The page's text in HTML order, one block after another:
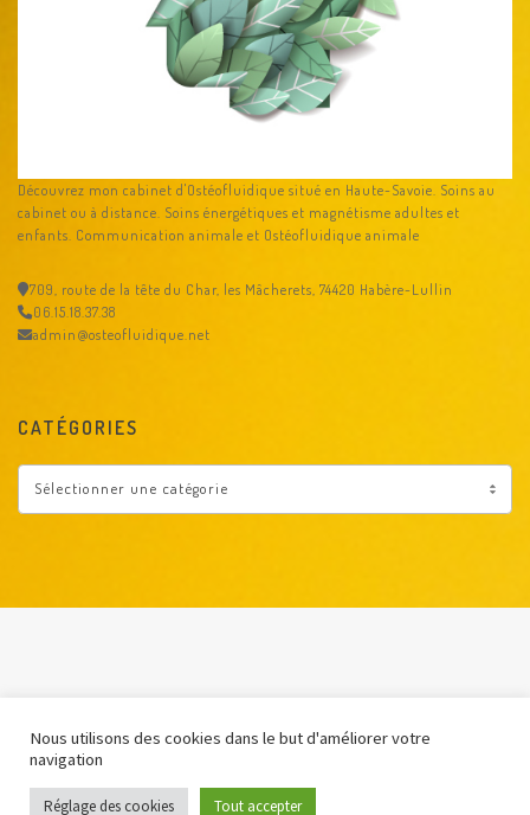
Découvrez mon cabinet d'Ostéofluidique situé en Haute-Savoie. Soins au
cabinet ou à distance. Soins énergétiques et magnétisme adultes et
enfants. Communication animale et Ostéofluidique animale
709, route de la tête du Char, les Mâcherets, 74420 Habère-Lullin
06.15.18.37.38
admin@osteofluidique.net
CATÉGORIES
Nous utilisons des cookies dans le but d'améliorer votre
navigation
Réglage des cookies Tout accepter